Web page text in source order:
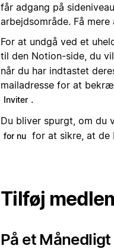
får adgang på
arbejdsområde. Få
For at undgå ved et
til den Notion-side, du
når du har indtastet
mailadresse for at
Inviter .
Du bliver spurgt, om
for nu for at sikre, at de
Tilføj
På et